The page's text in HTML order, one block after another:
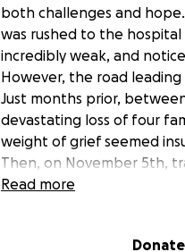
both challenges and
was rushed to the
incredibly weak, and
However, the road
Just months prior,
devastating loss of four
weight of grief seemed
Then, on November 5th,
my vehicle totaled. The
soldier on, my body
Read more
Donate